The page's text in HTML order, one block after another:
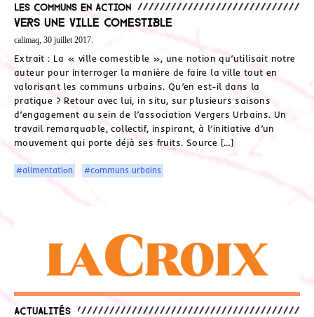
Les communs en action
Vers une ville comestible
calimaq, 30 juillet 2017.
Extrait : La « ville comestible », une notion qu’utilisait notre
auteur pour interroger la manière de faire la ville tout en
valorisant les communs urbains. Qu’en est-il dans la
pratique ? Retour avec lui, in situ, sur plusieurs saisons
d’engagement au sein de l’association Vergers Urbains. Un
travail remarquable, collectif, inspirant, à l’initiative d’un
mouvement qui porte déjà ses fruits. Source […]
#alimentation #communs urbains
Actualités